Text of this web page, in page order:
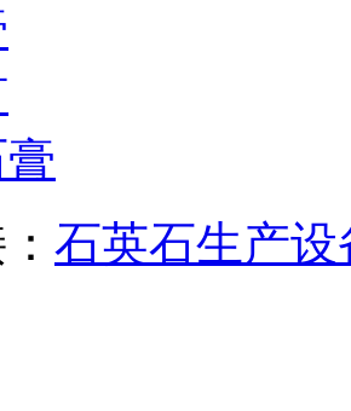
石英石生产设